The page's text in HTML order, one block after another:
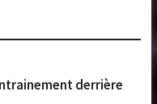
derrière